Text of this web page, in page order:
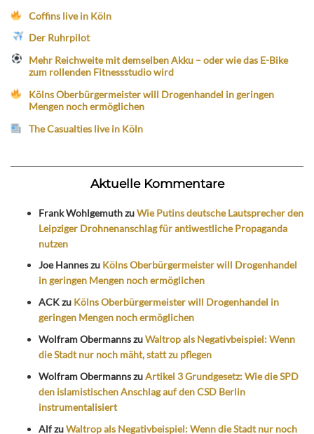
Coffins live in Köln
Der Ruhrpilot
Mehr Reichweite mit demselben Akku – oder wie das E-Bike
zum rollenden Fitnessstudio wird
Kölns Oberbürgermeister will Drogenhandel in geringen
Mengen noch ermöglichen
The Casualties live in Köln
Aktuelle Kommentare
Frank WohlgemuthzuWie Putins deutsche Lautsprecher den
Leipziger Drohnenanschlag für antiwestliche Propaganda
nutzen
Joe Hanneszu Kölns Oberbürgermeister will Drogenhandel
in geringen Mengen noch ermöglichen
ACKzu Kölns Oberbürgermeister will Drogenhandel in
geringen Mengen noch ermöglichen
Wolfram ObermannszuWaltrop als Negativbeispiel: Wenn
die Stadt nur noch mäht, statt zu pflegen
Wolfram ObermannszuArtikel 3 Grundgesetz: Wie die SPD
den islamistischen Anschlag auf den CSD Berlin
instrumentalisiert
AlfzuWaltrop als Negativbeispiel: Wenn die Stadt nur noch